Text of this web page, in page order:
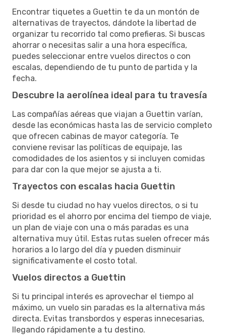
Encontrar tiquetes a Guettin te da un montón de
alternativas de trayectos, dándote la libertad de
organizar tu recorrido tal como prefieras. Si buscas
ahorrar o necesitas salir a una hora específica,
puedes seleccionar entre vuelos directos o con
escalas, dependiendo de tu punto de partida y la
fecha.
Descubre la aerolínea ideal para tu travesía
Las compañías aéreas que viajan a Guettin varían,
desde las económicas hasta las de servicio completo
que ofrecen cabinas de mayor categoría. Te
conviene revisar las políticas de equipaje, las
comodidades de los asientos y si incluyen comidas
para dar con la que mejor se ajusta a ti.
Trayectos con escalas hacia Guettin
Si desde tu ciudad no hay vuelos directos, o si tu
prioridad es el ahorro por encima del tiempo de viaje,
un plan de viaje con una o más paradas es una
alternativa muy útil. Estas rutas suelen ofrecer más
horarios a lo largo del día y pueden disminuir
significativamente el costo total.
Vuelos directos a Guettin
Si tu principal interés es aprovechar el tiempo al
máximo, un vuelo sin paradas es la alternativa más
directa. Evitas transbordos y esperas innecesarias,
llegando rápidamente a tu destino.